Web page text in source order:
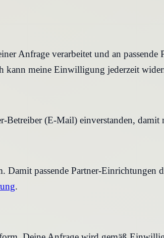
Anfrage verarbeitet und an
kann meine Einwilligung jederzeit
Betreiber (E-Mail) einverstanden,
passende Partner-
.